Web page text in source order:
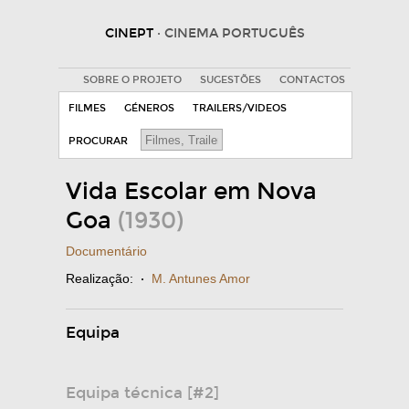
CINEPT · CINEMA PORTUGUÊS
SOBRE O PROJETO SUGESTÕES CONTACTOS
FILMES GÉNEROS TRAILERS/VIDEOS
PROCURAR
Vida Escolar em Nova
Goa (1930)
Documentário
Realização: · M. Antunes Amor
Equipa
Equipa técnica [#2]